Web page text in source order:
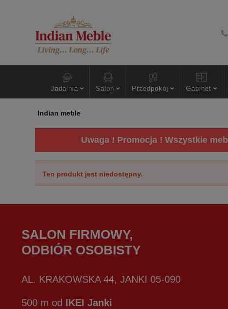
Jadalnia Salon Przedpokój Gabinet
Indian meble
Uwaga ! Promocja ! Wszystkie
Ten produkt jest niedostępny.
SALON FIRMOWY,
ODBIÓR OSOBISTY
AL. KRAKOWSKA 44, JANKI 05-090
500 m od IKEI Janki